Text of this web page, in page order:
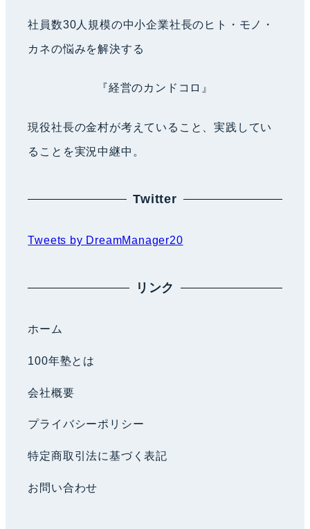
社員数30人規模の中小企業社長のヒト・モノ・
カネの悩みを解決する
『経営のカンドコロ』
現役社長の金村が考えていること、実践してい
ることを実況中継中。
Twitter
Tweets by DreamManager20
リンク
ホーム
100年塾とは
会社概要
プライバシーポリシー
特定商取引法に基づく表記
お問い合わせ